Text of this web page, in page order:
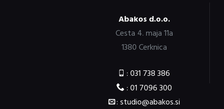
Abakos d.o.o.
Cesta 4. maja 11a
1380 Cerknica
: 031 738 386
: 01 7096 300
: studio@abakos.si